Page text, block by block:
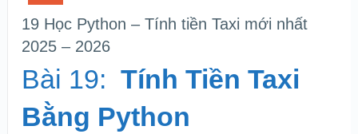
19 Học Python – Tính tiền Taxi mới nhất
2025 – 2026
Bài 19: Tính Tiền Taxi
Bằng Python